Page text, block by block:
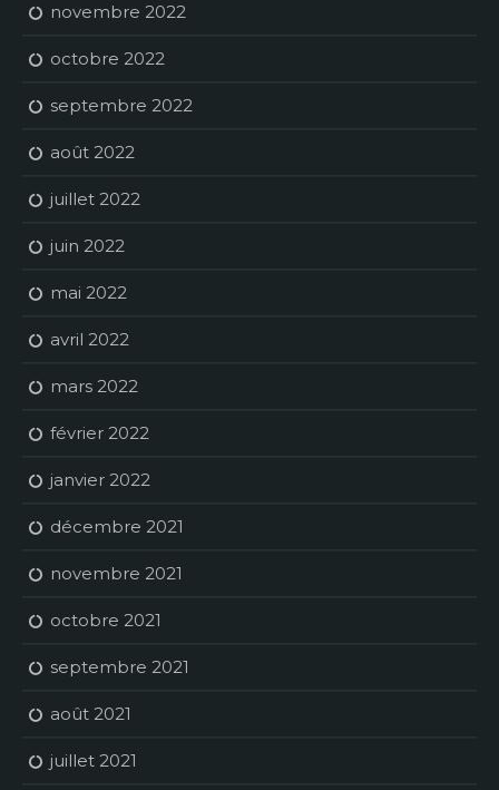
novembre 2022
octobre 2022
septembre 2022
août 2022
juillet 2022
juin 2022
mai 2022
avril 2022
mars 2022
février 2022
janvier 2022
décembre 2021
novembre 2021
octobre 2021
septembre 2021
août 2021
juillet 2021